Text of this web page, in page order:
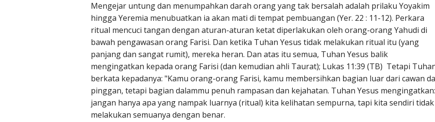
Mengejar untung dan menumpahkan darah orang yang tak bersalah adalah prilaku Yoyakim
hingga Yeremia menubuatkan ia akan mati di tempat pembuangan (Yer. 22 : 11-12). Perkara
ritual mencuci tangan dengan aturan-aturan ketat diperlakukan oleh orang-orang Yahudi di
bawah pengawasan orang Farisi. Dan ketika Tuhan Yesus tidak melakukan ritual itu (yang
panjang dan sangat rumit), mereka heran. Dan atas itu semua, Tuhan Yesus balik
mengingatkan kepada orang Farisi (dan kemudian ahli Taurat); Lukas 11:39 (TB) Tetapi
berkata kepadanya: "Kamu orang-orang Farisi, kamu membersihkan bagian luar dari cawan
pinggan, tetapi bagian dalammu penuh rampasan dan kejahatan. Tuhan Yesus mengingatkan:
jangan hanya apa yang nampak luarnya (ritual) kita kelihatan sempurna, tapi kita sendiri tidak
melakukan semuanya dengan benar.